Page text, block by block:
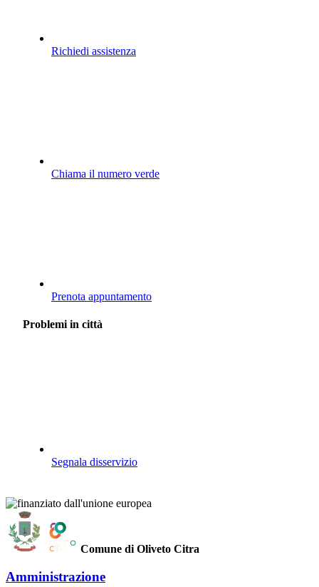
Richiedi assistenza
Chiama il numero verde
Prenota appuntamento
Problemi in città
Segnala disservizio
Comune di Oliveto Citra
Amministrazione